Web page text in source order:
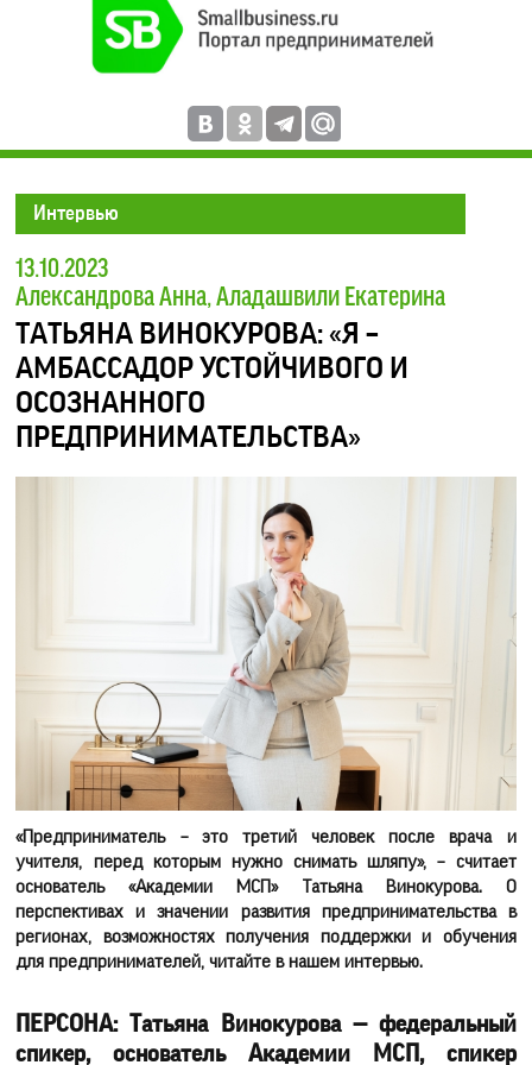
Интервью
13.10.2023
Александрова Анна, Аладашвили Екатерина
ТАТЬЯНА ВИНОКУРОВА: «Я –
АМБАССАДОР УСТОЙЧИВОГО И
ОСОЗНАННОГО
ПРЕДПРИНИМАТЕЛЬСТВА»
«Предприниматель – это третий человек после врача и
учителя, перед которым нужно снимать шляпу», – считает
основатель «Академии МСП» Татьяна Винокурова. О
перспективах и значении развития предпринимательства в
регионах, возможностях получения поддержки и обучения
для предпринимателей, читайте в нашем интервью.
ПЕРСОНА: Татьяна Винокурова — федеральный
спикер, основатель Академии МСП, спикер